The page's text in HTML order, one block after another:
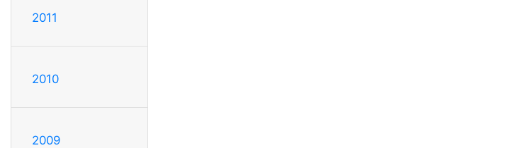
2011
2010
2009